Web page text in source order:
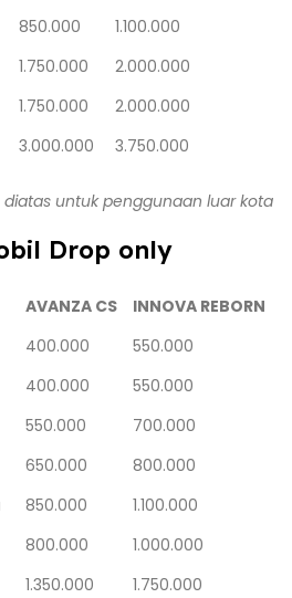
850.000
1.100.000
1.750.000
2.000.000
1.750.000
2.000.000
3.000.000 3.750.000
untuk penggunaan luar kota
Drop only
AVANZA CS
INNOVA REBORN
400.000
550.000
400.000
550.000
550.000
700.000
650.000
800.000
850.000
1.100.000
800.000
1.000.000
1.350.000
1.750.000